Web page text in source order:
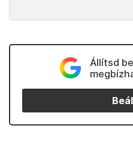
Állítsd